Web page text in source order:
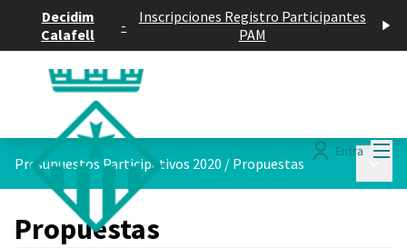
Decidim
Calafell
-
Inscripciones Registro Participantes
PAM
Entra
Presupuestos Participativos 2020 / Propuestas
Propuestas